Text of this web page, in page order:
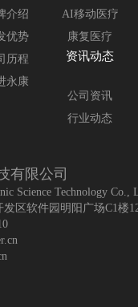
介绍
优势
历程
永康
AI移动医疗
康复医疗
资讯动态
公司资讯
行业动态
有限公司
Science Technology Co.,
区软件园明阳广场C1楼